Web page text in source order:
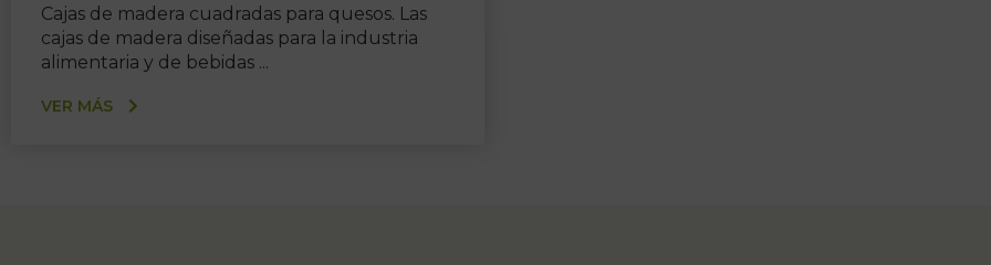
Cajas de madera cuadradas para quesos. Las
cajas de madera diseñadas para la industria
alimentaria y de bebidas ...
VER MÁS